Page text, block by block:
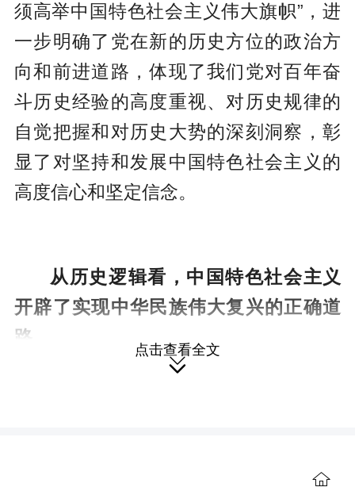
须高举中国特色社会主义伟大旗帜”，进
一步明确了党在新的历史方位的政治方
向和前进道路，体现了我们党对百年奋
斗历史经验的高度重视、对历史规律的
自觉把握和对历史大势的深刻洞察，彰
显了对坚持和发展中国特色社会主义的
高度信心和坚定信念。
从历史逻辑看，中国特色社会主义
开辟了实现中华民族伟大复兴的正确道
路
我们党在革命、建设、改革各个历
道路、社会主义革命和社会主义建设道
点击查看全文
